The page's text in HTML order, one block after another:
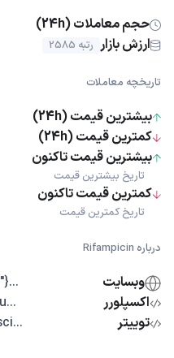
حجم معاملات (24h)
ارزش بازار رتبه 2585
تاریخچه معاملات
بیشترین قیمت (24h)
کمترین قیمت (24h)
بیشترین قیمت تاکنون
تاریخ بیشترین قیمت
کمترین قیمت تاکنون
تاریخ کمترین قیمت
درباره Rifampicin
وبسایت
...{"https://pump-science-app.ver
اکسپلورر
...https://solscan.io/token/GJtJu
توییتر
...https://twitter.com/pumpdotsci